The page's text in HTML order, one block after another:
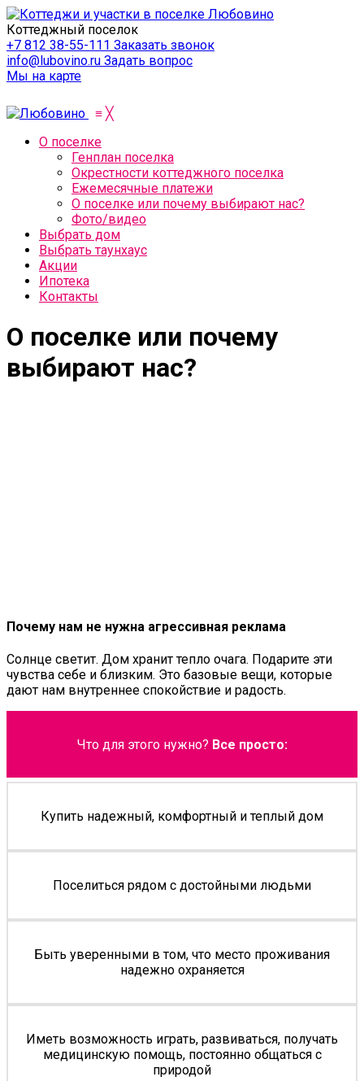
Коттеджный поселок
+7 812 38-55-111 Заказать звонок
info@lubovino.ru Задать вопрос
Мы на карте
≡ ╳
О поселке
Генплан поселка
Окрестности коттеджного поселка
Ежемесячные платежи
О поселке или почему выбирают нас?
Фото/видео
Выбрать дом
Выбрать таунхаус
Акции
Ипотека
Контакты
О поселке или почему
выбирают нас?
Почему нам не нужна агрессивная реклама
Солнце светит. Дом хранит тепло очага. Подарите эти
чувства себе и близким. Это базовые вещи, которые
дают нам внутреннее спокойствие и радость.
Что для этого нужно? Все просто:
Купить надежный, комфортный и теплый дом
Поселиться рядом с достойными людьми
Быть уверенными в том, что место проживания
надежно охраняется
Иметь возможность играть, развиваться, получать
медицинскую помощь, постоянно общаться с
природой